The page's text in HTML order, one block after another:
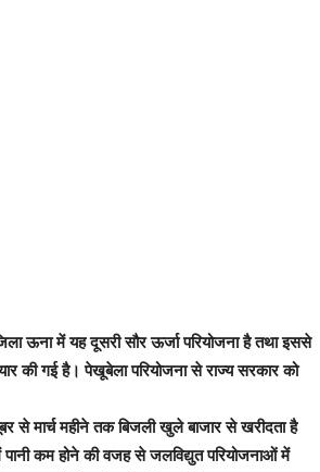
ऊना में यह दूसरी सौर ऊर्जा परियोजना है तथा इससे
की गई है। पेखूबेला परियोजना से राज्य सरकार को
से मार्च महीने तक बिजली खुले बाजार से खरीदता है
कम होने की वजह से जलविद्युत परियोजनाओं में